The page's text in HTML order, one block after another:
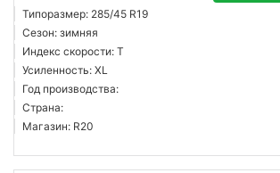
Типоразмер: 285/45 R19
Сезон: зимняя
Индекс скорости: T
Усиленность: XL
Год производства:
Страна:
Магазин: R20